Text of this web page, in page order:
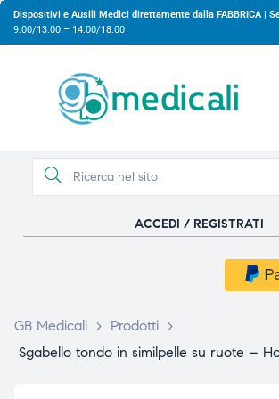
Dispositivi e Ausili Medici direttamente dalla FABBRICA |
9:00/13:00 – 14:00/18:00
ACCEDI / REGISTRATI
GB Medicali > Prodotti
>
Sgabello tondo in similpelle su ruote –